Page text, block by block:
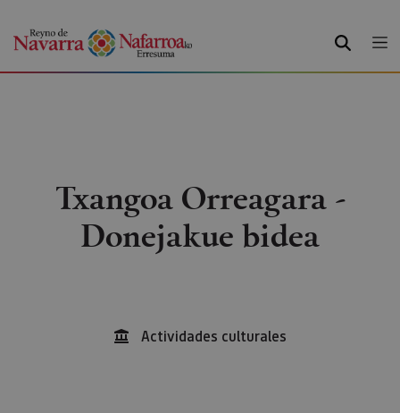
BILATU
Txangoa Orreagara -
Donejakue bidea
Actividades culturales